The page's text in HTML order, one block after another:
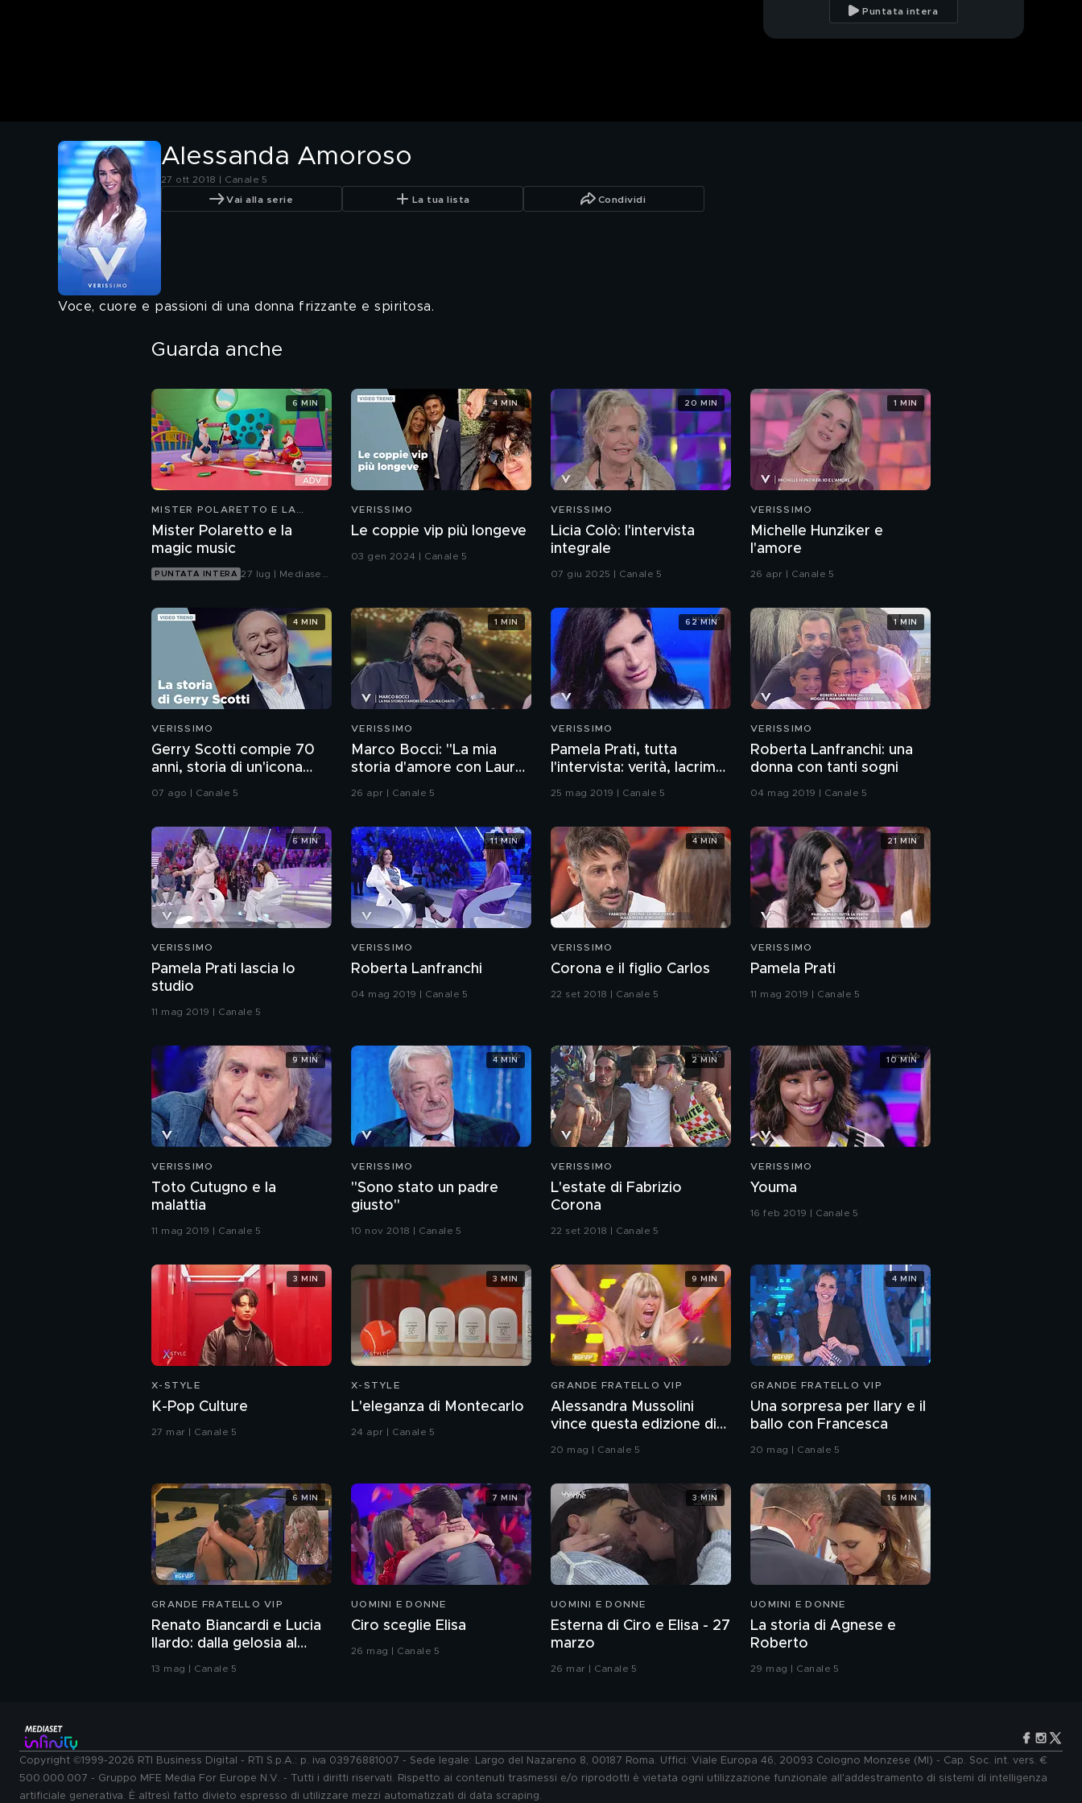
Alessanda Amoroso
La voce di Alessanda
Amoroso
Elisabetta Canalis e
Lorella Cuccarini
L'Isola di Pietro 2
Un'anteprima de
"L'isola di Pietro 2"
"L'amore è un teatro..."
Riccardo Scamarcio e
Puntata intera
Alessanda Amoroso
27 ott 2018 | Canale 5
Vai alla serie La tua lista Condividi
Voce, cuore e passioni di una donna frizzante e spiritosa.
Guarda anche
MISTER POLARETTO E LA
Mister Polaretto e la
magic music
PUNTATA INTERA 27 lug | Mediaset
6 MIN
VERISSIMO
Le coppie vip più longeve
03 gen 2024 | Canale 5
4 MIN
VERISSIMO
Licia Colò: l'intervista
integrale
07 giu 2025 | Canale 5
20 MIN
VERISSIMO
Michelle Hunziker e
l'amore
26 apr | Canale 5
1 MIN
VERISSIMO
Gerry Scotti compie 70
anni, storia di un'icona
della tv
07 ago | Canale 5
4 MIN
VERISSIMO
Marco Bocci: "La mia
storia d'amore con Laura
Chiatti"
26 apr | Canale 5
1 MIN
VERISSIMO
Pamela Prati, tutta
l'intervista: verità, lacrime
25 mag 2019 | Canale 5
62 MIN
VERISSIMO
Roberta Lanfranchi: una
donna con tanti sogni
04 mag 2019 | Canale 5
1 MIN
VERISSIMO
Pamela Prati lascia lo
studio
11 mag 2019 | Canale 5
6 MIN
VERISSIMO
Roberta Lanfranchi
04 mag 2019 | Canale 5
11 MIN
VERISSIMO
Corona e il figlio Carlos
22 set 2018 | Canale 5
4 MIN
VERISSIMO
Pamela Prati
11 mag 2019 | Canale 5
21 MIN
VERISSIMO
Toto Cutugno e la
malattia
11 mag 2019 | Canale 5
9 MIN
VERISSIMO
"Sono stato un padre
giusto"
10 nov 2018 | Canale 5
4 MIN
VERISSIMO
L'estate di Fabrizio
Corona
22 set 2018 | Canale 5
2 MIN
VERISSIMO
Youma
16 feb 2019 | Canale 5
10 MIN
X-STYLE
K-Pop Culture
27 mar | Canale 5
3 MIN
X-STYLE
L'eleganza di Montecarlo
24 apr | Canale 5
3 MIN
GRANDE FRATELLO VIP
Alessandra Mussolini
vince questa edizione di
Grande Fratello VIP
20 mag | Canale 5
9 MIN
GRANDE FRATELLO VIP
Una sorpresa per Ilary e il
ballo con Francesca
20 mag | Canale 5
4 MIN
GRANDE FRATELLO VIP
Renato Biancardi e Lucia
Ilardo: dalla gelosia al
13 mag | Canale 5
6 MIN
UOMINI E DONNE
Ciro sceglie Elisa
26 mag | Canale 5
7 MIN
UOMINI E DONNE
Esterna di Ciro e Elisa - 27
marzo
26 mar | Canale 5
3 MIN
UOMINI E DONNE
La storia di Agnese e
Roberto
29 mag | Canale 5
16 MIN
Copyright ©1999-2026 RTI Business Digital - RTI S.p.A.: p. iva 03976881007 - Sede legale: Largo del Nazareno 8, 00187 Roma. Uffici: Viale Europa 46, 20093 Cologno Monzese (MI) - Cap. Soc. int. vers. €
500.000.007 - Gruppo MFE Media For Europe N.V. - Tutti i diritti riservati. Rispetto ai contenuti trasmessi e/o riprodotti è vietata ogni utilizzazione funzionale all'addestramento di sistemi di intelligenza
artificiale generativa. È altresì fatto divieto espresso di utilizzare mezzi automatizzati di data scraping.